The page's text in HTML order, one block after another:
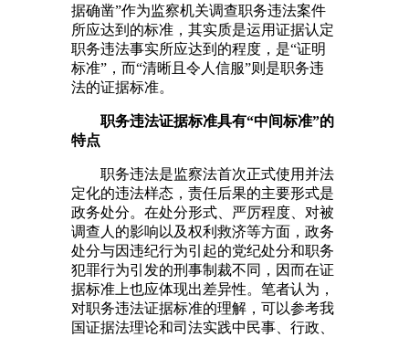
据确凿”作为监察机关调查职务违法案件
所应达到的标准，其实质是运用证据认定
职务违法事实所应达到的程度，是“证明
标准”，而“清晰且令人信服”则是职务违
法的证据标准。
职务违法证据标准具有“中间标准”的
特点
职务违法是监察法首次正式使用并法
定化的违法样态，责任后果的主要形式是
政务处分。在处分形式、严厉程度、对被
调查人的影响以及权利救济等方面，政务
处分与因违纪行为引起的党纪处分和职务
犯罪行为引发的刑事制裁不同，因而在证
据标准上也应体现出差异性。笔者认为，
对职务违法证据标准的理解，可以参考我
国证据法理论和司法实践中民事、行政、